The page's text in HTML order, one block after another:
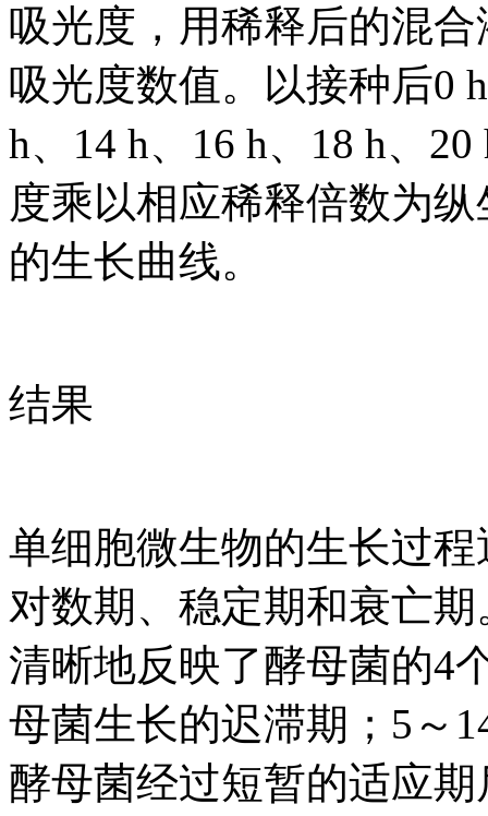
吸光度，用稀释后的混
吸光度数值。以接种后0
h、14 h、16 h、18 h、
度乘以相应稀释倍数为
的生长曲线。
结果
单细胞微生物的生长过
对数期、稳定期和衰亡
清晰地反映了酵母菌的4
母菌生长的迟滞期；5～
酵母菌经过短暂的适应